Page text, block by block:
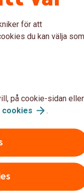
för att
du kan välja som
på cookie-sidan eller
cookies .